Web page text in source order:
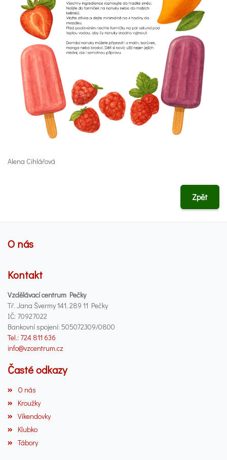
Alena Cihlářová
Zpět
O nás
Kontakt
Vzdělávací centrum Pečky
Tř. Jana Švermy 141, 289 11 Pečky
IČ: 70927022
Bankovní spojení: 505072309/0800
Tel.: 724 811 636
info@vzcentrum.cz
Časté odkazy
O nás
Kroužky
Víkendovky
Klubko
Tábory